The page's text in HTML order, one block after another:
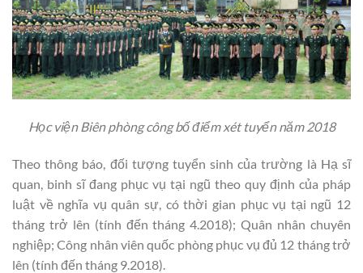
Học viện Biên phòng công bố điểm xét tuyển năm 2018
Theo thông báo, đối tượng tuyển sinh của trường là Hạ sĩ
quan, binh sĩ đang phục vụ tại ngũ theo quy định của pháp
luật về nghĩa vụ quân sự, có thời gian phục vụ tại ngũ 12
tháng trở lên (tính đến tháng 4.2018); Quân nhân chuyên
nghiệp; Công nhân viên quốc phòng phục vụ đủ 12 tháng trở
lên (tính đến tháng 9.2018).